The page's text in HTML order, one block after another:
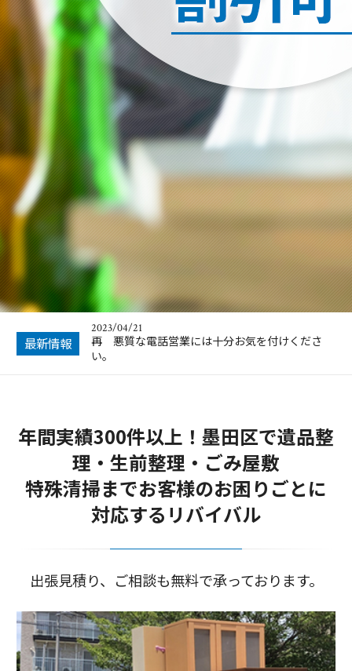
最新情報
空き家のお片付けはお任せ下さい
2024/12/22
年末年始のお知らせ
2023/04/21
再 悪質な電話営業には十分お気を付けくださ
い。
2022/10/14
悪質な電話営業にお気を付けください。
2022/01/23
空き家のお片付けはお任せ下さい
2024/12/22
年間実績300件以上！墨田区で遺品整
理・生前整理・ごみ屋敷
特殊清掃までお客様のお困りごとに
対応するリバイバル
出張見積り、ご相談も無料で承っております。